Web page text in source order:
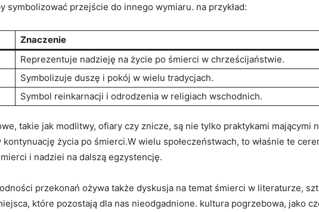
symbolizować przejście do innego wymiaru. na przykład:
Znaczenie
Reprezentuje nadzieję na życie po śmierci w chrześcijaństwie.
Symbolizuje duszę i pokój w wielu tradycjach.
Symbol reinkarnacji i odrodzenia w religiach wschodnich.
takie jak modlitwy, ofiary czy znicze, są nie tylko praktykami mającymi
kontynuację życia po śmierci.W wielu społeczeństwach, to właśnie te
i nadziei na dalszą egzystencję.
przekonań ożywa także dyskusja na temat śmierci w literaturze,
które pozostają dla nas nieodgadnione. kultura pogrzebowa, jako